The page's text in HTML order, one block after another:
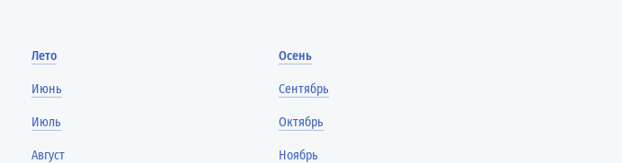
Лето
Июнь
Июль
Август
Осень
Сентябрь
Октябрь
Ноябрь